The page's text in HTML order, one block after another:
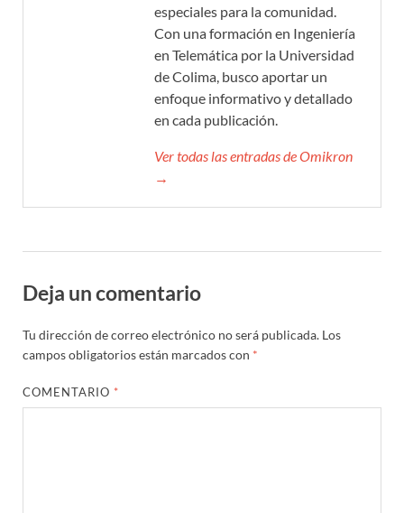
especiales para la comunidad.
Con una formación en Ingeniería
en Telemática por la Universidad
de Colima, busco aportar un
enfoque informativo y detallado
en cada publicación.
Ver todas las entradas de Omikron
→
Deja un comentario
Tu dirección de correo electrónico no será publicada. Los
campos obligatorios están marcados con *
COMENTARIO *